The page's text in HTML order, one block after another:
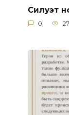
Силуэт
0